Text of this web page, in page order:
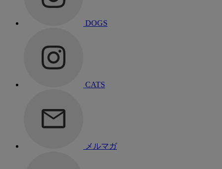
DOGS
CATS
メルマガ